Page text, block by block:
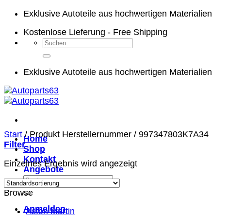
Zum
springen
Exklusive Autoteile aus hochwertigen Materialien
Kostenlose Lieferung - Free Shipping
Suchen
nach:
Exklusive Autoteile aus hochwertigen Materialien
Home
Shop
Kontakt
Angebote
Suchen
nach:
Anmelden
Start /Produkt Herstellernummer / 997347803K7A34
Filter
Einzelnes Ergebnis wird angezeigt
Browse
Aston Martin